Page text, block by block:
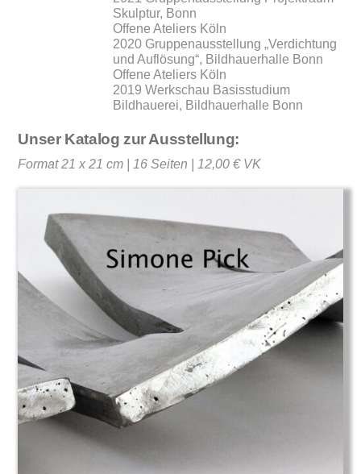
Skulptur, Bonn
Offene Ateliers Köln
2020 Gruppenausstellung „Verdichtung
und Auflösung“, Bildhauerhalle Bonn
Offene Ateliers Köln
2019 Werkschau Basisstudium
Bildhauerei, Bildhauerhalle Bonn
Unser Katalog zur Ausstellung:
Format 21 x 21 cm | 16 Seiten | 12,00 € VK